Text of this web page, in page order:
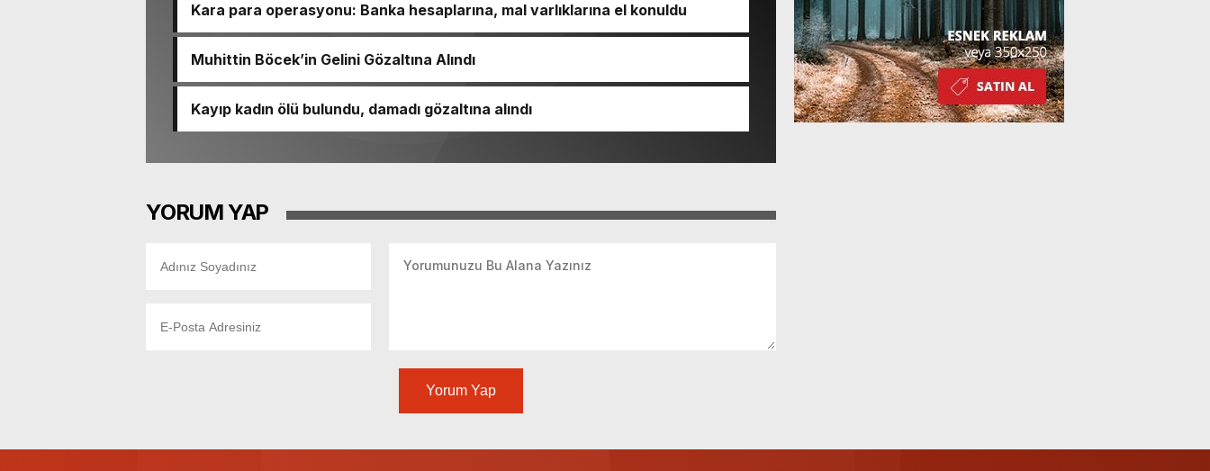
Kara para operasyonu: Banka hesaplarına, mal varlıklarına el konuldu
Muhittin Böcek’in Gelini Gözaltına Alındı
Kayıp kadın ölü bulundu, damadı gözaltına alındı
YORUM YAP
Yorum Yap